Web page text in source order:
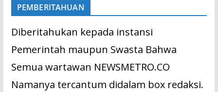
PEMBERITAHUAN
Diberitahukan kepada instansi
Pemerintah maupun Swasta Bahwa
Semua wartawan NEWSMETRO.CO
Namanya tercantum didalam box redaksi.